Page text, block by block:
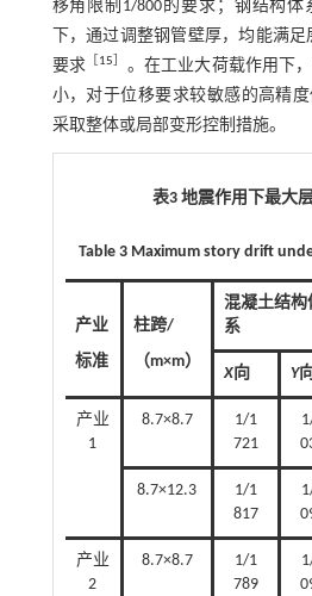
移角限制1/800的要求；钢结构
下，通过调整钢管壁厚，均能满
要求［ 15
。在工业大荷载作用下
小，对于位移要求较敏感的高精
采取整体或局部变形控制措施。
表3 地震作用下最大
Table 3 Maximum story drift
产业
标准
柱跨/
（m×m）
混凝土结构
系
X向 Y向
产业
1
8.7×8.7
1/1
721
8.7×12.3
1/1
817
产业
2
8.7×8.7
1/1
789